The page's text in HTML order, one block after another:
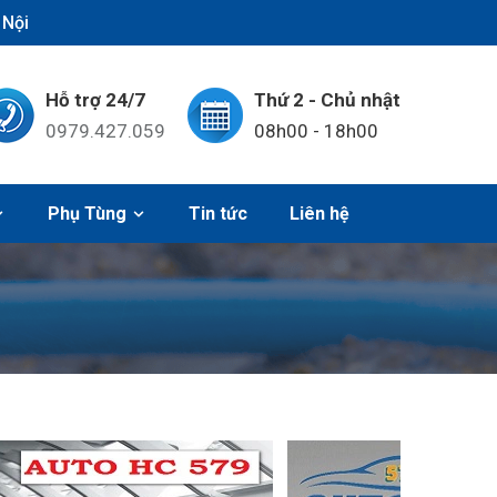
Hỗ trợ 24/7
0979.427.059
Thứ 2 - Chủ nhật
08h00 - 18h00
Phụ Tùng Tin tức Liên hệ